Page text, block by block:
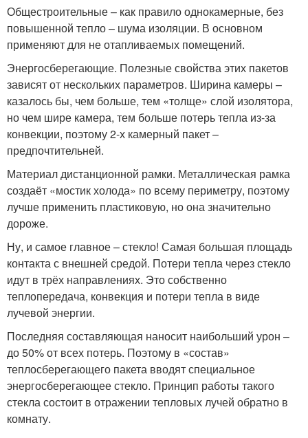
Общестроительные – как правило однокамерные, без
повышенной тепло – шума изоляции. В основном
применяют для не отапливаемых помещений.
Энергосберегающие. Полезные свойства этих пакетов
зависят от нескольких параметров. Ширина камеры –
казалось бы, чем больше, тем «толще» слой изолятора,
но чем шире камера, тем больше потерь тепла из-за
конвекции, поэтому 2-х камерный пакет –
предпочтительней.
Материал дистанционной рамки. Металлическая рамка
создаёт «мостик холода» по всему периметру, поэтому
лучше применить пластиковую, но она значительно
дороже.
Ну, и самое главное – стекло! Самая большая площадь
контакта с внешней средой. Потери тепла через стекло
идут в трёх направлениях. Это собственно
теплопередача, конвекция и потери тепла в виде
лучевой энергии.
Последняя составляющая наносит наибольший урон –
до 50% от всех потерь. Поэтому в «состав»
теплосберегающего пакета вводят специальное
энергосберегающее стекло. Принцип работы такого
стекла состоит в отражении тепловых лучей обратно в
комнату.